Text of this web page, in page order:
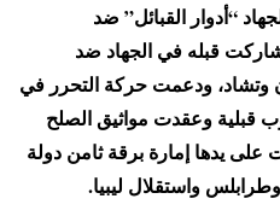
“أدوار القبائل” ضد
قبله في الجهاد ضد
وتشاد، ودعمت حركة التحرر في
قبلية وعقدت مواثيق الصلح
يدها إمارة برقة ثامن دولة
واستقلال ليبيا.